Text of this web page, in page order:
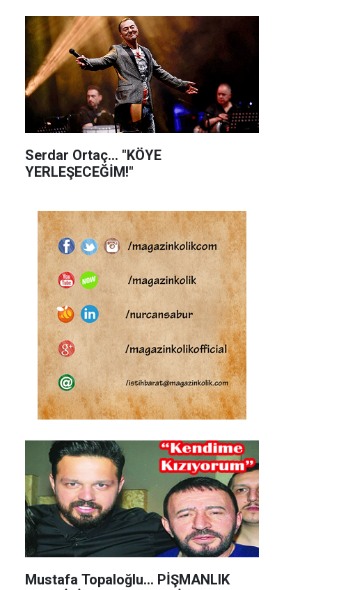
Serdar Ortaç... "KÖYE
YERLEŞECEĞİM!"
Mustafa Topaloğlu… PİŞMANLIK